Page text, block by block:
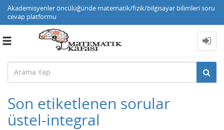
Akademisyenler öncülüğünde matematik/fizik/bilgisayar bilimleri soru
cevap platformu
Toggle
Son etiketlenen sorular
üstel-integral